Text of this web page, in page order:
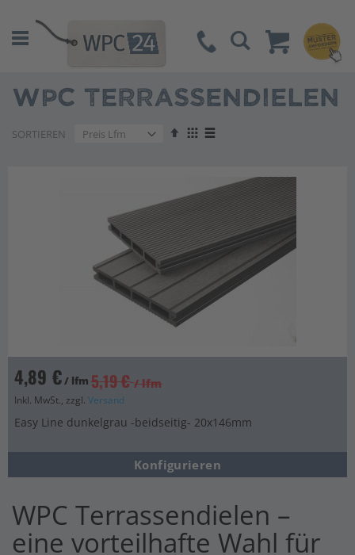
Suche
WPC TERRASSENDIELEN
SORTIEREN
AbsteigendAnzeigen
4,89 €/ lfm 5,19 € / lfm
Inkl. MwSt., zzgl. Versand
Easy Line dunkelgrau -beidseitig- 20x146mm
Konfigurieren
WPC Terrassendielen –
eine vorteilhafte Wahl für